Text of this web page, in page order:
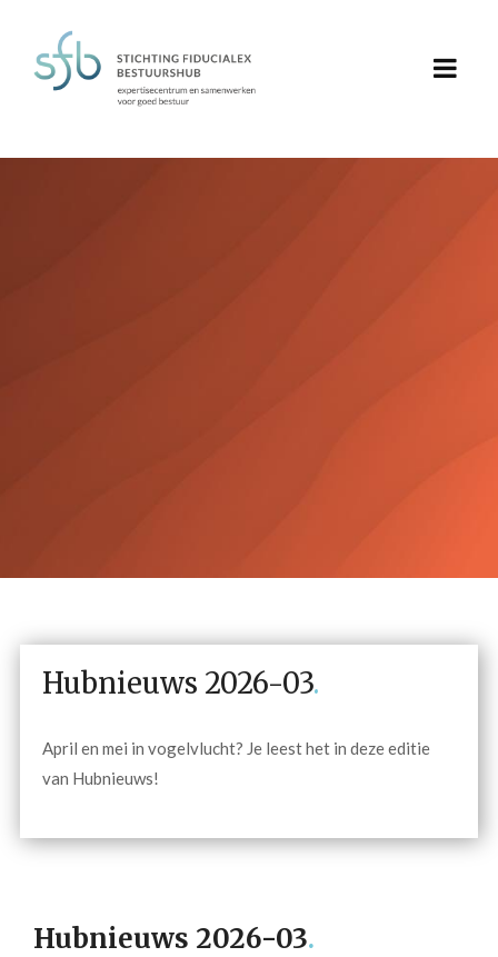
Hubnieuws 2026-03.
April en mei in vogelvlucht? Je leest het in deze editie
van Hubnieuws!
Hubnieuws 2026-03.